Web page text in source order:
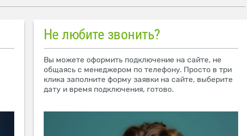
Не любите звонить?
Вы можете оформить подключение на сайте, не
общаясь с менеджером по телефону. Просто в три
клика заполните форму заявки на сайте, выберите
дату и время подключения, готово.